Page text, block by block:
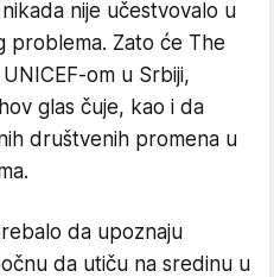
nije učestvovalo u
problema. Zato će The
om u Srbiji,
glas čuje, kao i da
društvenih promena u
da upoznaju
da utiču na sredinu u